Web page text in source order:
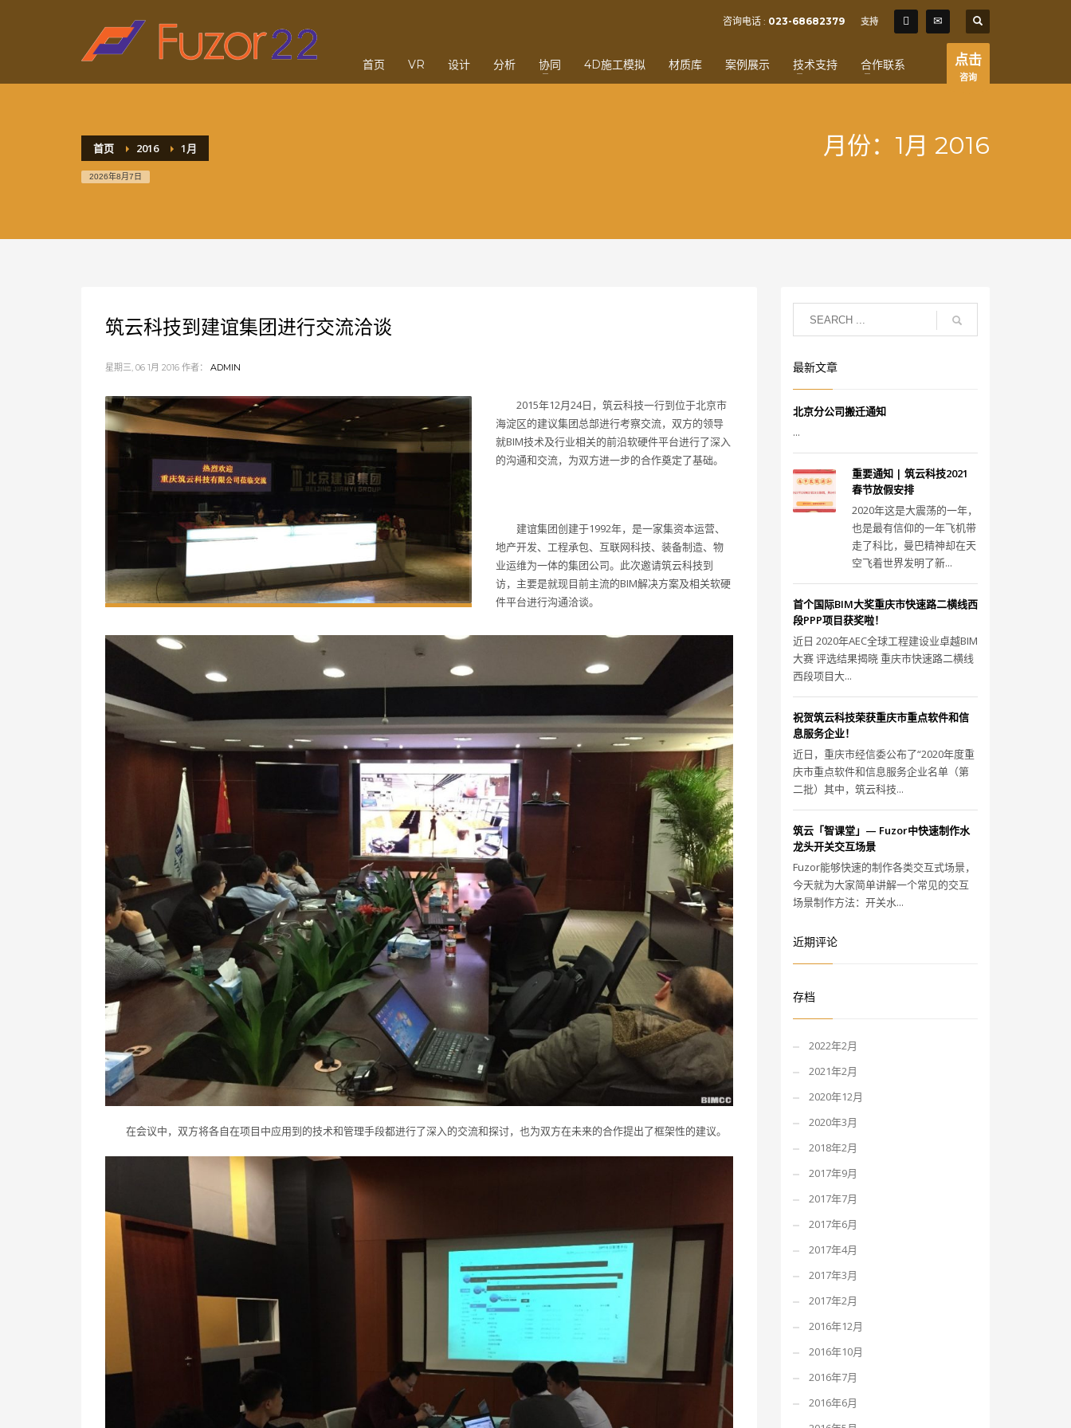
HOW TO SHOP
1 Login or create new account.
SHOWROOM HOURS
Sat - 9:00AM-5:00PM
Sundays by appointment only!
咨询电话 : 023-68682379 支持
首页 VR 设计 分析 协同 4D施工模拟 材质库 案例展示 技术支持 合作联系 点击
咨询
首页 2016 1月
2026年8月7日
月份：1月 2016
筑云科技到建谊集团进行交流洽谈
星期三, 06 1月 2016 作者： ADMIN
2015年12月24日，筑云科技一行到位于北京市
海淀区的建议集团总部进行考察交流，双方的领导
就BIM技术及行业相关的前沿软硬件平台进行了深入
的沟通和交流，为双方进一步的合作奠定了基础。
建谊集团创建于1992年，是一家集资本运营、
地产开发、工程承包、互联网科技、装备制造、物
业运维为一体的集团公司。此次邀请筑云科技到
访，主要是就现目前主流的BIM解决方案及相关软硬
件平台进行沟通洽谈。
在会议中，双方将各自在项目中应用到的技术和管理手段都进行了深入的交流和探讨，也为双方在未来的合作提出了框架性的建议。
最新文章
北京分公司搬迁通知
...
重要通知 | 筑云科技2021
春节放假安排
2020年这是大震荡的一年，
也是最有信仰的一年飞机带
走了科比，曼巴精神却在天
空飞着世界发明了新...
首个国际BIM大奖重庆市快速路二横线西
段PPP项目获奖啦！
近日 2020年AEC全球工程建设业卓越BIM
大赛 评选结果揭晓 重庆市快速路二横线
西段项目大...
祝贺筑云科技荣获重庆市重点软件和信
息服务企业！
近日，重庆市经信委公布了“2020年度重
庆市重点软件和信息服务企业名单（第
二批）其中，筑云科技...
筑云「智课堂」— Fuzor中快速制作水
龙头开关交互场景
Fuzor能够快速的制作各类交互式场景，
今天就为大家简单讲解一个常见的交互
场景制作方法：开关水...
近期评论
存档
2022年2月
2021年2月
2020年12月
2020年3月
2018年2月
2017年9月
2017年7月
2017年6月
2017年4月
2017年3月
2017年2月
2016年12月
2016年10月
2016年7月
2016年6月